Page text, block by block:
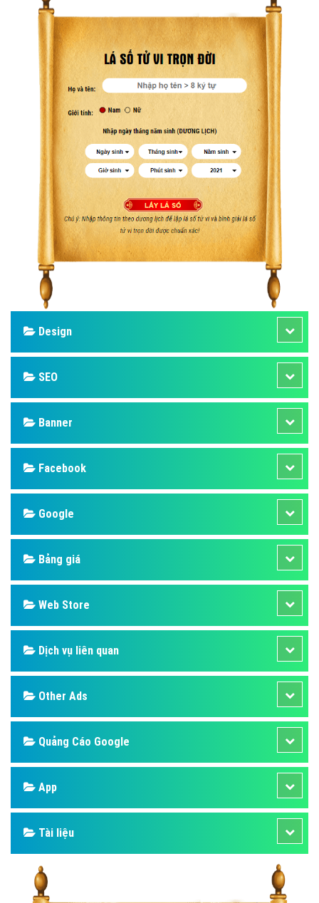
Design
SEO
Banner
Facebook
Google
Bảng giá
Web Store
Dịch vụ liên quan
Other Ads
Quảng Cáo Google
App
Tài liệu